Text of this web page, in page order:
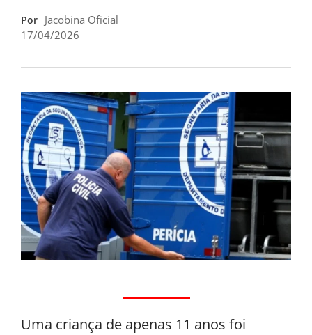
Por Jacobina Oficial
17/04/2026
Uma criança de apenas 11 anos foi